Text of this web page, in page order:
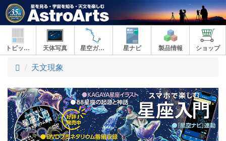
トピックス 天体写真 星空ガイド 星ナビ 製品情報 ショップ
ト
プ
天文現象